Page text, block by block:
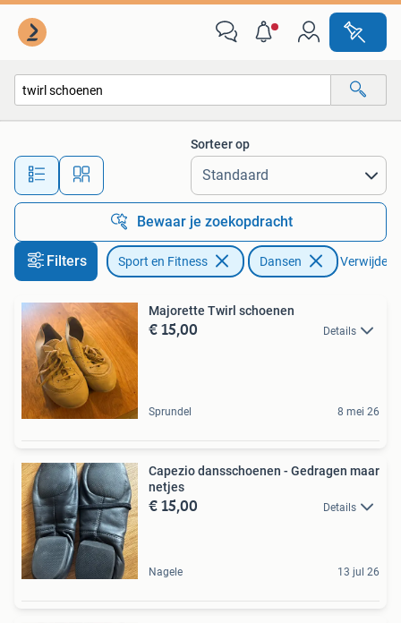
Alle afstanden…
Sorteer op
Bewaar je zoekopdracht
Filters Sport en Fitness Dansen Verwijder
Majorette Twirl schoenen
€ 15,00 Details
Sprundel 8 mei 26
Capezio dansschoenen - Gedragen maar
netjes
€ 15,00 Details
Nagele 13 jul 26